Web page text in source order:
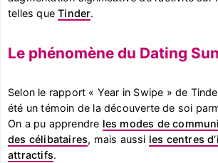
telles queTinder.
Le phénomène du Dating
Selon le rapport « Year in Swipe » de
été un témoin de la découverte de soi
On a pu apprendre les modes de
des célibataires, mais aussi les centres
attractifs.